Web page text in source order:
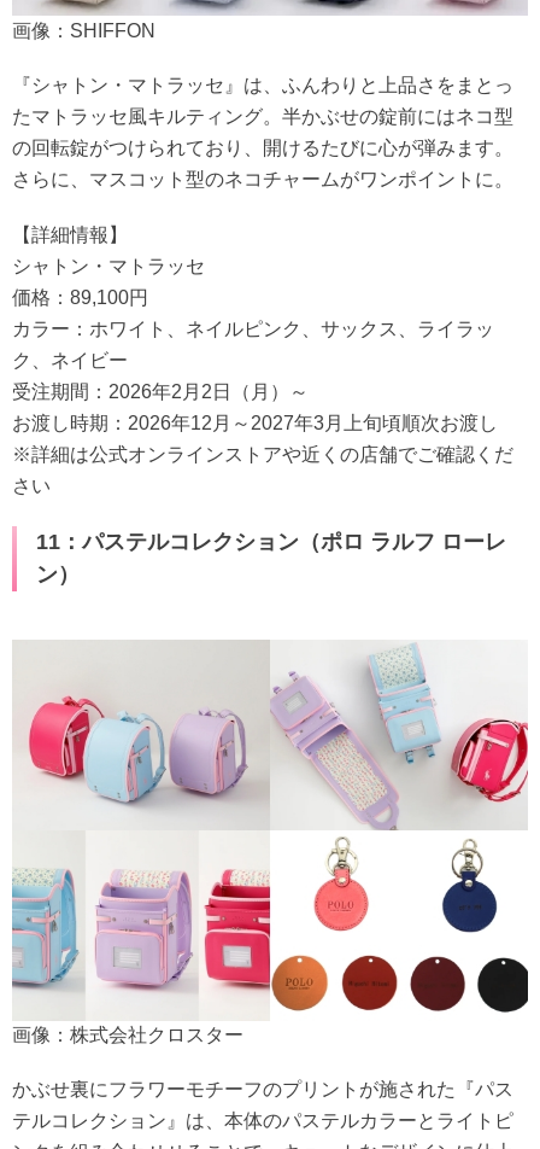
画像：SHIFFON
『シャトン・マトラッセ』は、ふんわりと上品さをまとっ
たマトラッセ風キルティング。半かぶせの錠前にはネコ型
の回転錠がつけられており、開けるたびに心が弾みます。
さらに、マスコット型のネコチャームがワンポイントに。
【詳細情報】
シャトン・マトラッセ
価格：89,100円
カラー：ホワイト、ネイルピンク、サックス、ライラッ
ク、ネイビー
受注期間：2026年2月2日（月）～
お渡し時期：2026年12月～2027年3月上旬頃順次お渡し
※詳細は公式オンラインストアや近くの店舗でご確認くだ
さい
11：パステルコレクション（ポロ ラルフ ローレ
ン）
画像：株式会社クロスター
かぶせ裏にフラワーモチーフのプリントが施された『パス
テルコレクション』は、本体のパステルカラーとライトピ